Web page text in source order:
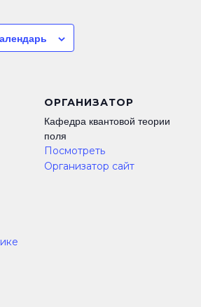
ОРГАНИЗАТОР
Кафедра квантовой теории
поля
Посмотреть
Организатор сайт